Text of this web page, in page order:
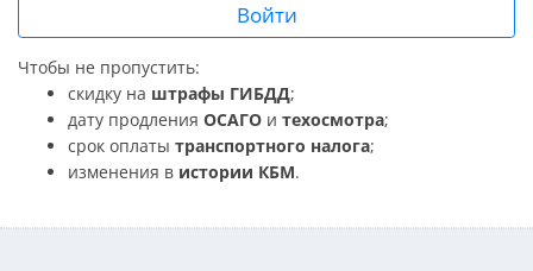
Войти
Чтобы не пропустить:
скидку на штрафы ГИБДД;
дату продления ОСАГО и техосмотра;
срок оплаты транспортного налога;
изменения в истории КБМ.